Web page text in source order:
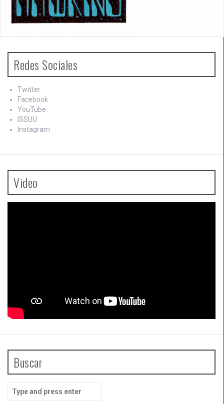
Redes Sociales
Twitter
Facebook
YouTube
ISSUU
Instagram
Video
Buscar
for: